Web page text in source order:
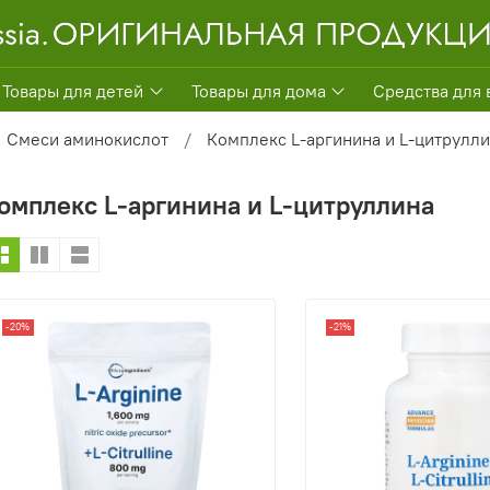
Товары для детей Товары для дома Средства для
Смеси аминокислот Комплекс L-аргинина и L-
L-аргинина и L-цитруллина
-20% -21%